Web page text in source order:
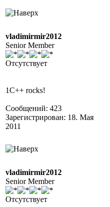
vladimirmir2012
Senior Member
Отсутствует
1C++ rocks!
Сообщений: 423
Зарегистрирован: 18. Мая
2011
vladimirmir2012
Senior Member
Отсутствует